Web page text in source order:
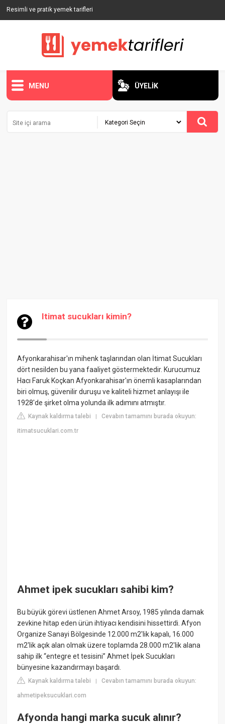
Resimli ve pratik yemek tarifleri
MENU ÜYELİK
Itimat sucukları kimin?
Afyonkarahisar'ın mihenk taşlarından olan İtimat Sucukları
dört nesilden bu yana faaliyet göstermektedir. Kurucumuz
Hacı Faruk Koçkan Afyonkarahisar'ın önemli kasaplarından
biri olmuş, güvenilir duruşu ve kaliteli hizmet anlayışı ile
1928'de şirket olma yolunda ilk adımını atmıştır.
Kaynak kaldırma talebi |Cevabın tamamını burada okuyun:
itimatsucuklari.com.tr
Ahmet ipek sucukları sahibi kim?
Bu büyük görevi üstlenen Ahmet Arsoy, 1985 yılında damak
zevkine hitap eden ürün ihtiyacı kendisini hissettirdi. Afyon
Organize Sanayi Bölgesinde 12.000 m2'lik kapalı, 16.000
m2'lik açık alan olmak üzere toplamda 28.000 m2'lik alana
sahip ilk “entegre et tesisini” Ahmet İpek Sucukları
bünyesine kazandırmayı başardı.
Kaynak kaldırma talebi |Cevabın tamamını burada okuyun:
ahmetipeksucuklari.com
Afyonda hangi marka sucuk alınır?